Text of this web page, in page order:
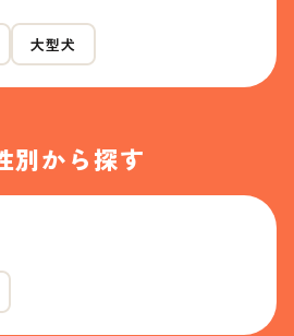
大型犬
別から探す